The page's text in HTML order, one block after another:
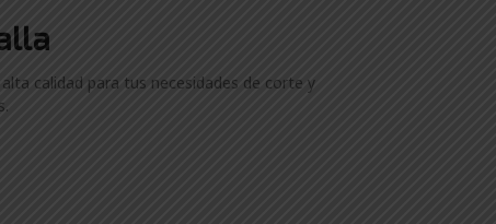
calidad para tus necesidades de corte y